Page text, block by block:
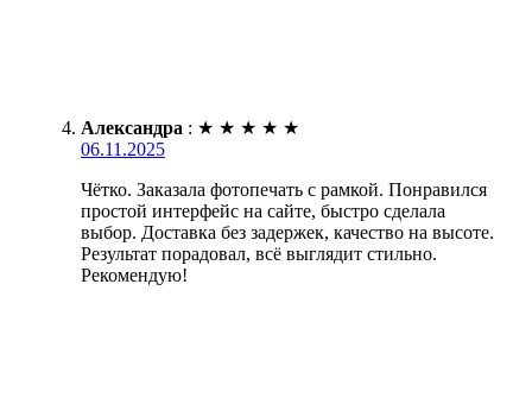
Александра : ★ ★ ★ ★ ★
06.11.2025
Чётко. Заказала фотопечать с рамкой. Понравился
простой интерфейс на сайте, быстро сделала
выбор. Доставка без задержек, качество на высоте.
Результат порадовал, всё выглядит стильно.
Рекомендую!